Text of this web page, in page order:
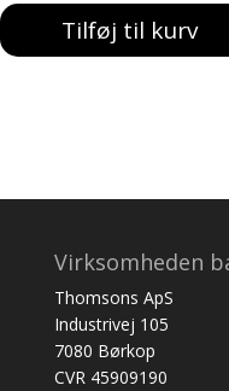
Tilføj til kurv
Virksomheden
Thomsons ApS
Industrivej 105
7080 Børkop
CVR 45909190